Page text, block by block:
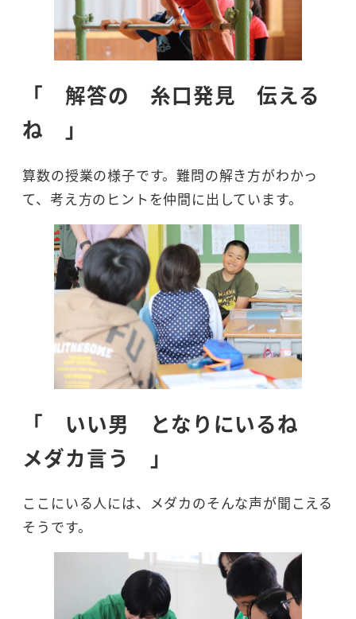
「 解答の 糸口発見 伝える
ね 」
算数の授業の様子です。難問の解き方がわかっ
て、考え方のヒントを仲間に出しています。
「 いい男 となりにいるね
メダカ言う 」
ここにいる人には、メダカのそんな声が聞こえる
そうです。